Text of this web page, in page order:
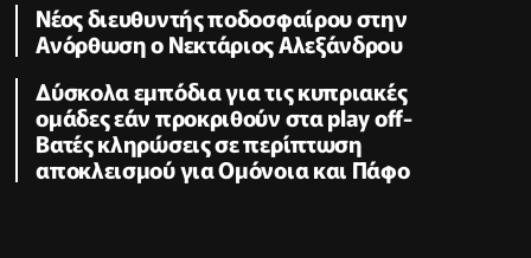
Νέος διευθυντής ποδοσφαίρου στην
Ανόρθωση ο Νεκτάριος Αλεξάνδρου
Δύσκολα εμπόδια για τις κυπριακές
ομάδες εάν προκριθούν στα play off-
Βατές κληρώσεις σε περίπτωση
αποκλεισμού για Ομόνοια και Πάφο